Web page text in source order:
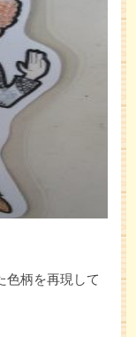
色柄を再現して